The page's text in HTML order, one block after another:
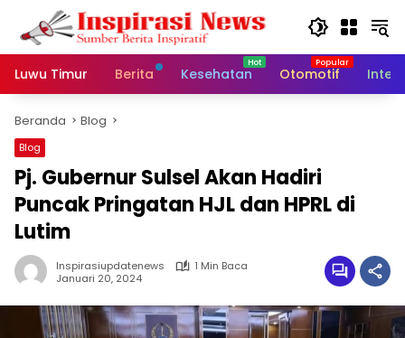
Langsung
konten
Luwu Timur
Berita Kesehatan Otomotif
Beranda Blog
Blog
Pj. Gubernur Sulsel Akan Hadiri
Puncak Pringatan HJL dan HPRL di
Lutim
Inspirasiupdatenews
1 Min Baca
Januari 20, 2024